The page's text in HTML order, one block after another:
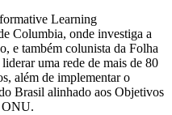
Learning
Columbia, onde investiga a
e também colunista da Folha
uma rede de mais de 80
além de implementar o
Brasil alinhado aos Objetivos
ONU.